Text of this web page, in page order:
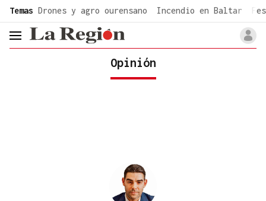
Temas Drones y agro ourensano Incendio en Baltar
header.menu.open
Opinión